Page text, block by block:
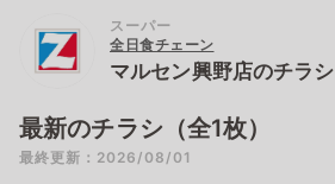
スーパー
全日食チェーン
マルセン興野店のチラシ
最新のチラシ（全1枚）
最終更新：2026/08/01